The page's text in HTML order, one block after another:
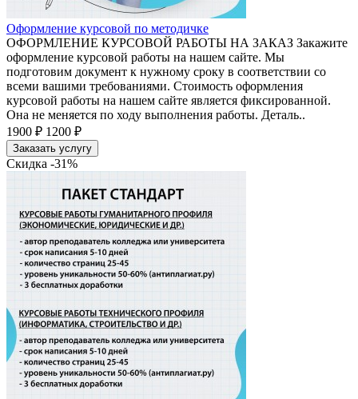
Оформление курсовой по методичке
ОФОРМЛЕНИЕ КУРСОВОЙ РАБОТЫ НА ЗАКАЗ Закажите
оформление курсовой работы на нашем сайте. Мы
подготовим документ к нужному сроку в соответствии со
всеми вашими требованиями. Стоимость оформления
курсовой работы на нашем сайте является фиксированной.
Она не меняется по ходу выполнения работы. Деталь..
1900 ₽ 1200 ₽
Заказать услугу
Скидка -31%